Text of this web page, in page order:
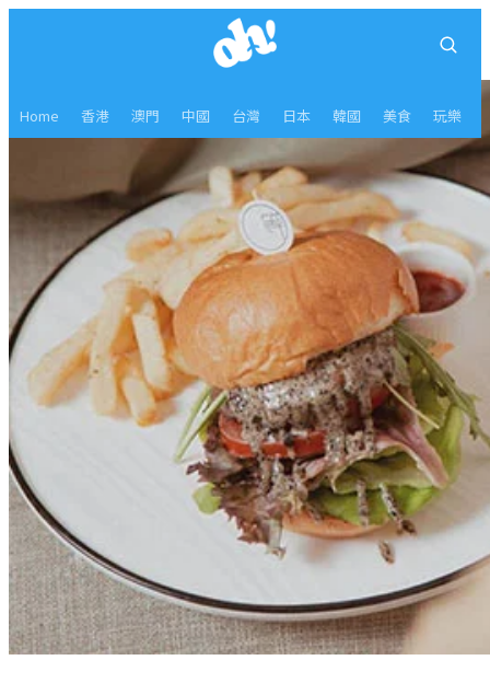
Home 香港 澳門 中國 台灣 日本 韓國 美食 玩樂